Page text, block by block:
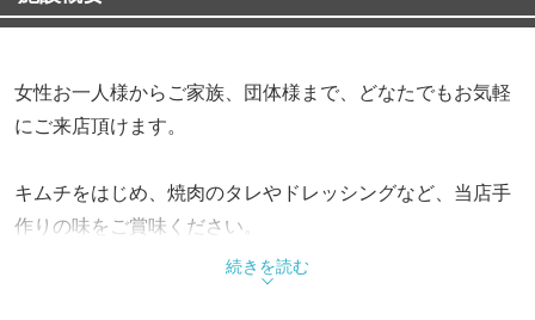
女性お一人様からご家族、団体様まで、どなたでもお気軽
にご来店頂けます。
キムチをはじめ、焼肉のタレやドレッシングなど、当店手
作りの味をご賞味ください。
またご希望のご宴会メニューもお作り致しますのでお気軽
続きを読む